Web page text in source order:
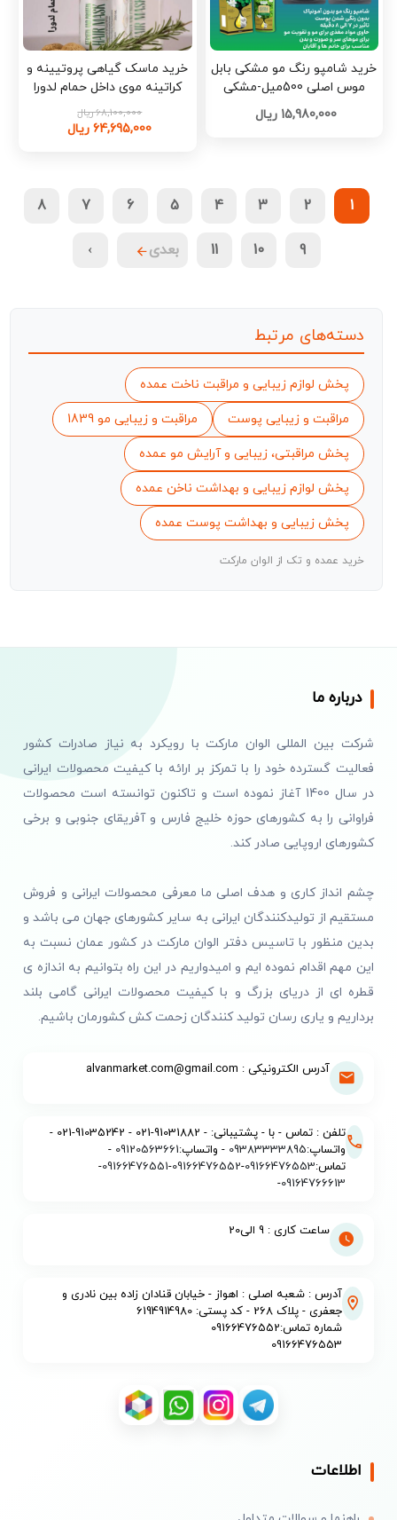
خرید شامپو رنگ مو مشکی بابل
موس اصلی 500میل-مشکی
کدS576
15,980,000 ریال
خرید ماسک گیاهی پروتیینه و
کراتینه موی داخل حمام لدورا
68,100,000 ریال
64,695,000 ریال
1
2
3
4
5
6
7
8
9
10
11 بعدی ›
دسته‌های مرتبط
پخش لوازم زیبایی و مراقبت ناخت عمده
مراقبت و زیبایی پوست مراقبت و زیبایی مو 1839
پخش مراقبتی، زیبایی و آرایش مو عمده
پخش لوازم زیبایی و بهداشت ناخن عمده
پخش زیبایی و بهداشت پوست عمده
خرید عمده و تک از الوان مارکت
درباره ما
شرکت بین المللی الوان مارکت با رویکرد به نیاز صادرات کشور
فعالیت گسترده خود را با تمرکز بر ارائه با کیفیت محصولات ایرانی
در سال 1400 آغاز نموده است و تاکنون توانسته است محصولات
فراوانی را به کشورهای حوزه خلیج فارس و آفریقای جنوبی و برخی
کشورهای اروپایی صادر کند.
چشم انداز کاری و هدف اصلی ما معرفی محصولات ایرانی و فروش
مستقیم از تولیدکنندگان ایرانی به سایر کشورهای جهان می باشد و
بدین منظور با تاسیس دفتر الوان مارکت در کشور عمان نسبت به
این مهم اقدام نموده ایم و امیدواریم در این راه بتوانیم به اندازه ی
قطره ای از دریای بزرگ و با کیفیت محصولات ایرانی گامی بلند
برداریم و یاری رسان تولید کنندگان زحمت کش کشورمان باشیم.
آدرس الکترونیکی : alvanmarket.com@gmail.com
تلفن : تماس - با - پشتیبانی: - 91031882-021 - 91035242-021 -
واتساپ:09383333895 - واتساپ:09120563661
-
تماس:09166476553
-
09166476552
-
09166476551
-
09164766613
-
ساعت کاری : 9 الی20
آدرس : شعبه اصلی : اهواز - خیابان قنادان زاده بین نادری و
جعفری - پلاک 268 - کد پستی: 6194914980
شماره تماس:09166476552
09166476553
اطلاعات